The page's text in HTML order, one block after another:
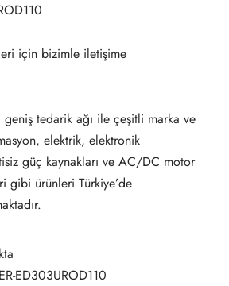
için bizimle iletişime
geniş tedarik ağı ile çeşitli marka ve
elektrik, elektronik
güç kaynakları ve AC/DC motor
gibi ürünleri Türkiye’de
ED303UROD110